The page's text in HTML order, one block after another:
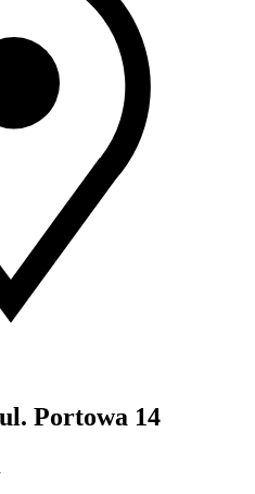
Portowa 14